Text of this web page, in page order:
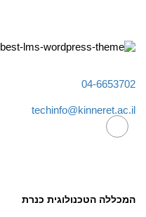
04-6653702
techinfo@kinneret.ac.il
המכללה הטכנולוגית כנרת